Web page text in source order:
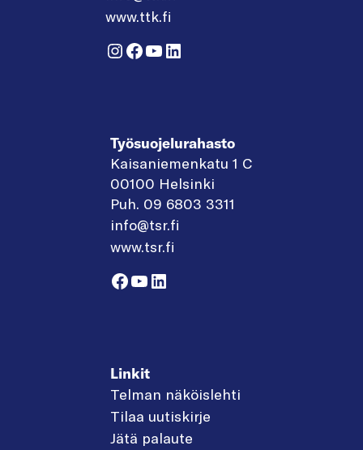
www.ttk.fi
Instagram
Facebook
YouTube
LinkedIn
Työsuojelurahasto
Kaisaniemenkatu 1 C
00100 Helsinki
Puh. 09 6803 3311
info@tsr.fi
www.tsr.fi
Facebook
YouTube
LinkedIn
Linkit
Telman näköislehti
Tilaa uutiskirje
Jätä palaute